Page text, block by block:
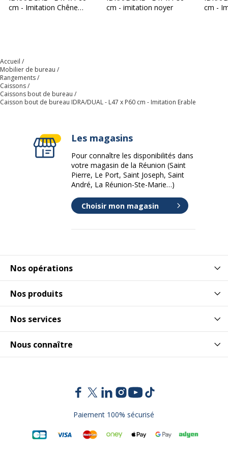
Quantité de tiroirs pour fichier de
suspension
Caracteristiques de montage
Caractéristiques environnementales
Caractéristiques environnementales
Certification PEFC
Impact environnemental undefined kg CO2e
Données d'identification
Code barre maitre 3253310175662
Marque Burocean
Dimensions et poids
Dimensions & Poids -
Surface supérieure - épaisseur
: 25 mm
cm - Imitation Chêne
cm - imitation noyer
cm -
Accueil
Mobilier de bureau
Rangements
Caissons
Caissons bout de bureau
Caisson bout de bureau IDRA/DUAL - L47 x P60 cm - Imitation Erable
Nos opérations
Nos produits
Nos services
Nous connaître
Les magasins
Pour connaître les disponibilités dans
votre magasin de la Réunion (Saint
Pierre, Le Port, Saint Joseph, Saint
André, La Réunion-Ste-Marie…)
Choisir mon magasin
Paiement 100% sécurisé